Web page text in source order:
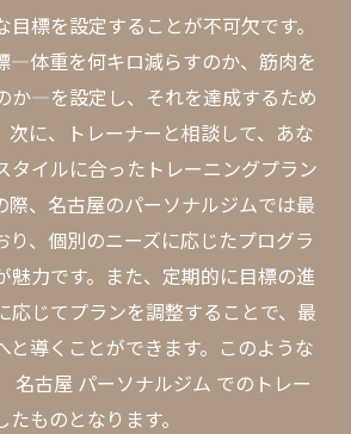
から見るおすすめポイント
ム の料金体系とその価値
気や設備がもたらすメリット
の質が与える影響
たジムを見つける方法
で効率的に健康を管理する方法
に使ったトレーニングの計画
での効果的な健康管理術
成果を上げるための秘訣
ジムでの食事指導の活用法
標を設定することが不可欠です。
—体重を何キロ減らすのか、筋肉を
か—を設定し、それを達成するため
次に、トレーナーと相談して、あな
タイルに合ったトレーニングプラン
際、名古屋のパーソナルジムでは最
り、個別のニーズに応じたプログラ
魅力です。また、定期的に目標の進
応じてプランを調整することで、最
と導くことができます。このような
名古屋 パーソナルジム でのトレー
ものとなります。